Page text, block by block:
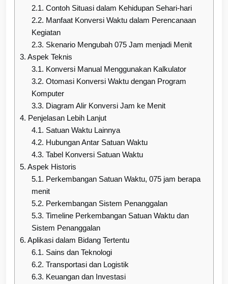
2.1. Contoh Situasi dalam Kehidupan Sehari-hari
2.2. Manfaat Konversi Waktu dalam Perencanaan
Kegiatan
2.3. Skenario Mengubah 075 Jam menjadi Menit
3. Aspek Teknis
3.1. Konversi Manual Menggunakan Kalkulator
3.2. Otomasi Konversi Waktu dengan Program
Komputer
3.3. Diagram Alir Konversi Jam ke Menit
4. Penjelasan Lebih Lanjut
4.1. Satuan Waktu Lainnya
4.2. Hubungan Antar Satuan Waktu
4.3. Tabel Konversi Satuan Waktu
5. Aspek Historis
5.1. Perkembangan Satuan Waktu, 075 jam berapa
menit
5.2. Perkembangan Sistem Penanggalan
5.3. Timeline Perkembangan Satuan Waktu dan
Sistem Penanggalan
6. Aplikasi dalam Bidang Tertentu
6.1. Sains dan Teknologi
6.2. Transportasi dan Logistik
6.3. Keuangan dan Investasi